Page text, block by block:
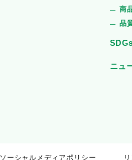
商
品
ニュ
ソーシャルメディアポリシー